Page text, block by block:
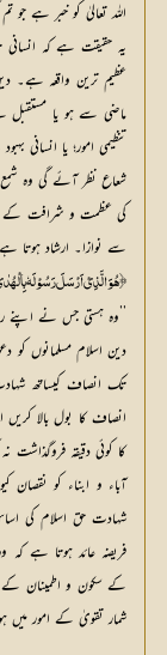
اللہ تعالیٰ کو خبر ہے جو
یہ حقیقت ہے کہ انسانی
عظیم ترین واقعہ ہے۔
ماضی سے ہو یا مستقبل
تنظیمی امور؛ یا انسانی
شعاع نظر آئے گی وہ شمع
کی عظمت و شرافت کے
سے نوازا۔ ارشاد ہوتا
﴿ہُوَ الَّذِیْ اَرْسَلَ رَسُوْلَہٗ
’’وہ ہستی جس نے اپنے
دین اسلام مسلمانوں کو
تک انصاف کیساتھ
انصاف کا بول بالا
کا کوئی دقیقہ
آباء و ابناء کو نقصان
شہادت حق اسلام کی
فریضہ عائد ہوتا ہے
کے سکون و اطمینان کے
شمار تقویٰ کے امور